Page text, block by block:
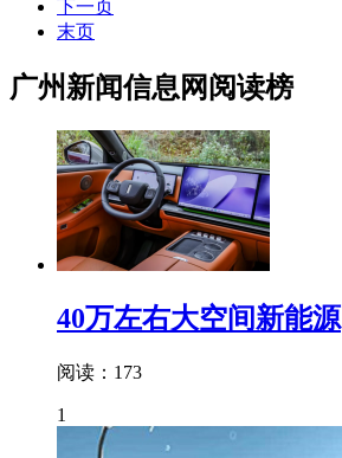
下一页
末页
广州新闻信息网阅读榜
40万左右大空间新能源
阅读：173
1